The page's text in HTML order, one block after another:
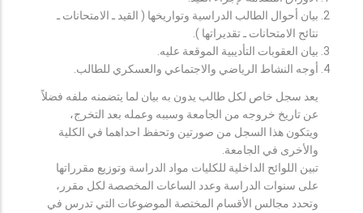
بيان أحوال الطالب الدراسية وتواريخها ( القيد ـ الامتحانات ـ
نتائح الامتحانات ـ تقديراتها ).
بيان العقوبات التأديبية الموقعة عليه.
أوجه النشاط الرياضي والاجتماعي والعسكري للطالب.
يعد سجل خاص لكل طالب يدون به بيان لما يتضمنه ملفه فضلاً
عن تاريخ خروجه من الجامعة وسببه وعمله بعد التخرج،
ويتكون هذا السجل من صورتين وتحفظ احداهما في الكلية
والأخرى في الجامعة.
تبين اللوائح الداخلية للكليات مواد الدراسة وتوزيع مقرراتها
على سنوات الدراسة وعدد الساعات المخصصة لكل مقرر،
وتحدد مجالس الأقسام المختصة الموضوعات التي تدرس في